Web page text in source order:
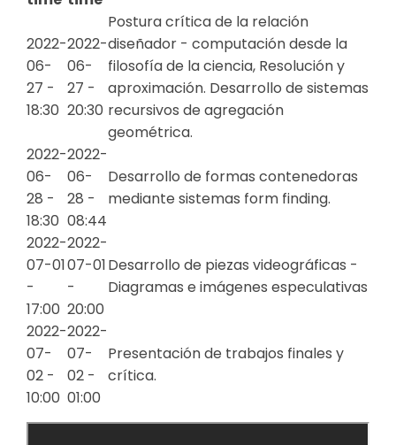
2022-
06-
27 -
18:30
2022-
06-
27 -
20:30
Postura crítica de la relación
diseñador - computación desde la
filosofía de la ciencia, Resolución y
aproximación. Desarrollo de sistemas
recursivos de agregación
geométrica.
2022-
06-
28 -
18:30
2022-
06-
28 -
08:44
Desarrollo de formas contenedoras
mediante sistemas form finding.
2022-
07-01
-
17:00
2022-
07-01
-
20:00
Desarrollo de piezas videográficas -
Diagramas e imágenes especulativas
2022-
07-
02 -
10:00
2022-
07-
02 -
01:00
Presentación de trabajos finales y
crítica.